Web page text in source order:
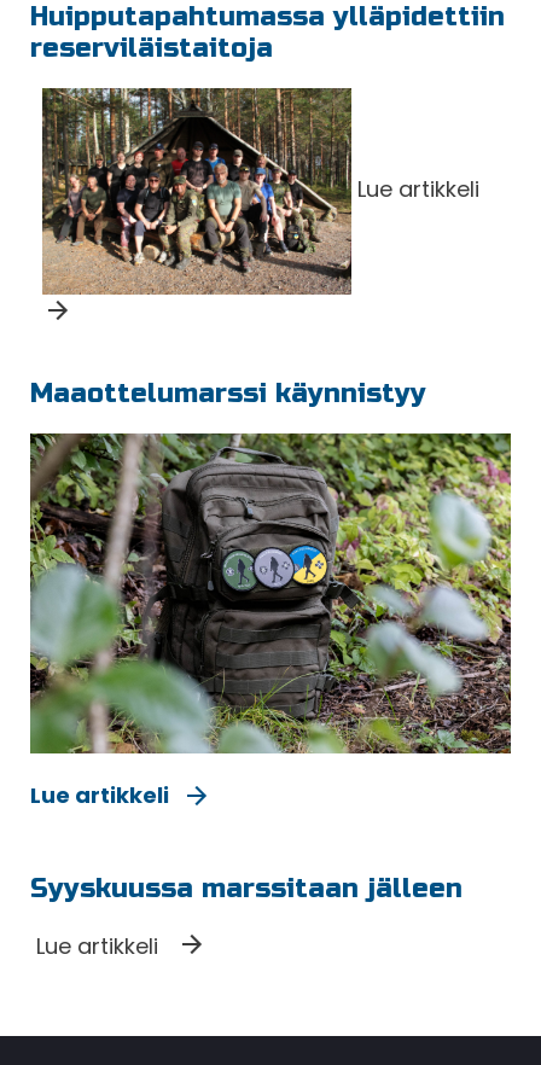
Huipputapahtumassa ylläpidettiin
reserviläistaitoja
Lue artikkeli
Maaottelumarssi käynnistyy
Lue artikkeli
Syyskuussa marssitaan jälleen
Lue artikkeli